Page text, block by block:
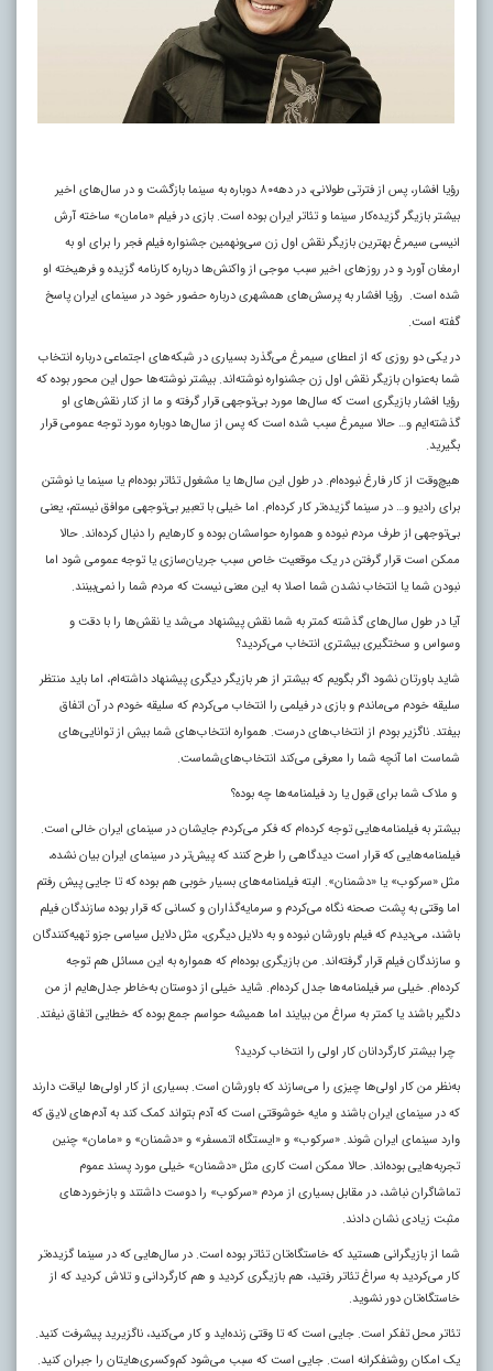
رؤیا افشار، پس از فترتی طولانی، در دهه۸۰ دوباره به سینما بازگشت و در سال‌های اخیر
بیشتر بازیگر گزیده‌کار سینما و تئاتر ایران بوده است. بازی در فیلم «مامان» ساخته آرش
انیسی سیمرغ بهترین بازیگر نقش اول زن سی‌ونهمین جشنواره فیلم فجر را برای او به
ارمغان آورد و در روزهای اخیر سبب موجی از واکنش‌ها درباره کارنامه گزیده و فرهیخته او
شده است. رؤیا افشار به پرسش‌های همشهری درباره حضور خود در سینمای ایران پاسخ
گفته است.
در یکی دو روزی که از اعطای سیمرغ می‌گذرد بسیاری در شبکه‌های اجتماعی درباره انتخاب
شما به‌عنوان بازیگر نقش اول زن جشنواره نوشته‌اند. بیشتر نوشته‌ها حول این محور بوده که
رؤیا افشار بازیگری است که سال‌ها مورد بی‌توجهی قرار گرفته و ما از کنار نقش‌های او
گذشته‌ایم و… حالا سیمرغ سبب شده است که پس از سال‌ها دوباره مورد توجه عمومی قرار
بگیرید.
هیچ‌وقت از کار فارغ نبوده‌ام. در طول این سال‌ها یا مشغول تئاتر بوده‌ام یا سینما یا نوشتن
برای رادیو و… در سینما گزیده‌تر کار کرده‌ام. اما خیلی با تعبیر بی‌توجهی موافق نیستم، یعنی
بی‌توجهی از طرف مردم نبوده و همواره حواسشان بوده و کارهایم را دنبال کرده‌اند. حالا
ممکن است قرار گرفتن در یک موقعیت خاص سبب جریان‌سازی یا توجه عمومی شود اما
نبودن شما یا انتخاب نشدن شما اصلا به این معنی نیست که مردم شما را نمی‌بینند.
آیا در طول سال‌های گذشته کمتر به شما نقش پیشنهاد می‌شد یا نقش‌ها را با دقت و
وسواس و سختگیری بیشتری انتخاب می‌کردید؟
شاید باورتان نشود اگر بگویم که بیشتر از هر بازیگر دیگری پیشنهاد داشته‌ام، اما باید منتظر
سلیقه خودم می‌ماندم و بازی در فیلمی را انتخاب می‌کردم که سلیقه خودم در آن اتفاق
بیفتد. ناگزیر بودم از انتخاب‌های درست. همواره انتخاب‌های شما بیش از توانایی‌های
شماست اما آنچه شما را معرفی می‌کند انتخاب‌های‌شماست.
و ملاک شما برای قبول یا رد فیلمنامه‌ها چه بوده؟
بیشتر به فیلمنامه‌هایی توجه کرده‌ام که فکر می‌کردم جایشان در سینمای ایران خالی است.
فیلمنامه‌هایی که قرار است دیدگاهی را طرح کنند که پیش‌تر در سینمای ایران بیان نشده،
مثل «سرکوب» یا «دشمنان». البته فیلمنامه‌های بسیار خوبی هم بوده که تا جایی پیش رفتم
اما وقتی به پشت صحنه نگاه می‌کردم و سرمایه‌گذاران و کسانی که قرار بوده سازندگان فیلم
باشند، می‌دیدم که فیلم باورشان نبوده و به دلایل دیگری، مثل دلایل سیاسی جزو تهیه‌کنندگان
و سازندگان فیلم قرار گرفته‌اند. من بازیگری بوده‌ام که همواره به این مسائل هم توجه
کرده‌ام. خیلی سر فیلمنامه‌ها جدل کرده‌ام. شاید خیلی از دوستان به‌خاطر جدل‌هایم از من
دلگیر باشند یا کمتر به سراغ من بیایند اما همیشه حواسم جمع بوده که خطایی اتفاق نیفتد.
چرا بیشتر کارگردانان کار اولی را انتخاب کردید؟
به‌نظر من کار اولی‌ها چیزی را می‌سازند که باورشان است. بسیاری از کار اولی‌ها لیاقت دارند
که در سینمای ایران باشند و مایه خوشوقتی است که آدم بتواند کمک کند به آدم‌های لایق که
وارد سینمای ایران شوند. «سرکوب» و «ایستگاه اتمسفر» و «دشمنان» و «مامان» چنین
تجربه‌هایی بوده‌اند. حالا ممکن است کاری مثل «دشمنان» خیلی مورد پسند عموم
تماشاگران نباشد، در مقابل بسیاری از مردم «سرکوب» را دوست داشتند و بازخوردهای
مثبت زیادی نشان دادند.
شما از بازیگرانی هستید که خاستگاه‌تان تئاتر بوده است. در سال‌هایی که در سینما گزیده‌تر
کار می‌کردید به سراغ تئاتر رفتید، هم بازیگری کردید و هم کارگردانی و تلاش کردید که از
خاستگاه‌تان دور نشوید.
تئاتر محل تفکر است. جایی است که تا وقتی زنده‌اید و کار می‌کنید، ناگزیرید پیشرفت کنید.
یک امکان روشنفکرانه است. جایی است که سبب می‌شود کم‌وکسری‌هایتان را جبران کنید.